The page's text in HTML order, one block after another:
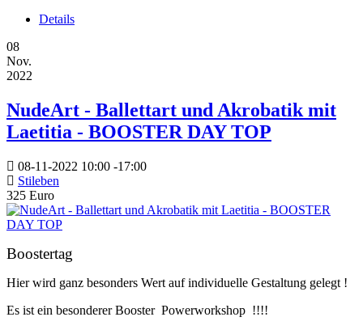
Details
08
Nov.
2022
NudeArt - Ballettart und Akrobatik mit
Laetitia - BOOSTER DAY TOP
08-11-2022 10:00 -17:00
Stileben
325 Euro
Boostertag
Hier wird ganz besonders Wert auf individuelle Gestaltung gelegt !
Es ist ein besonderer Booster Powerworkshop !!!!